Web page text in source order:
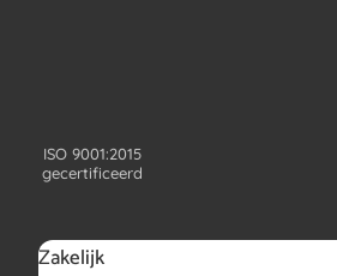
ISO 9001:2015
gecertificeerd
Zakelijk